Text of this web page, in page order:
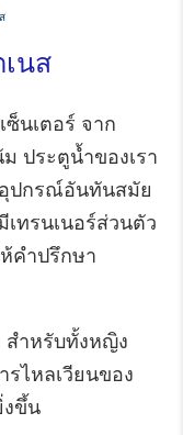
นส
นเตอร์ จาก
ประตูน้ำของเรา
ปกรณ์อันทันสมัย
เทรนเนอร์ส่วนตัว
คำปรึกษา
สำหรับทั้งหญิง
รไหลเวียนของ
งขึ้น